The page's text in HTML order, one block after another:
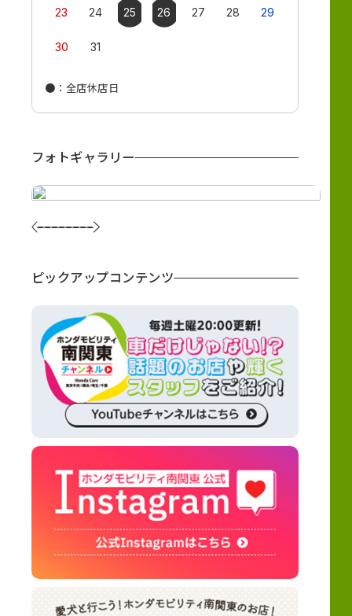
23 24 25 26 27 28 29
30 31
● ：全店休店日
フォトギャラリー
ピックアップコンテンツ